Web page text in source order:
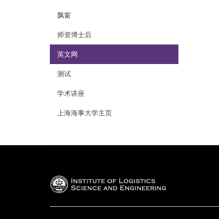
飘窗
师资博士后
英文网
测试
学术讲座
上海海事大学主页